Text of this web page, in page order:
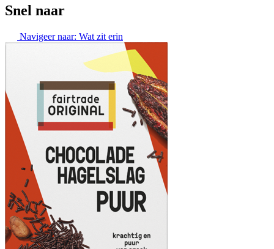
Snel naar
Navigeer naar: Wat zit erin